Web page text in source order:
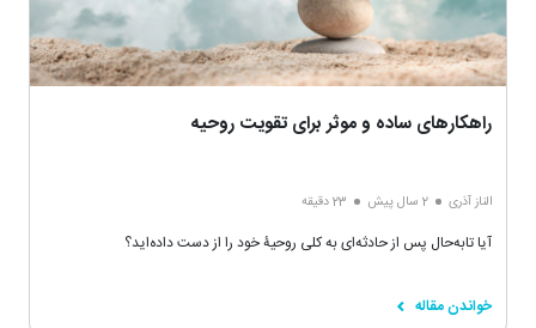
راهکارهای ساده و موثر برای تقویت روحیه
الناز آذری 2 سال پیش 23 دقیقه
آیا تابه‌حال پس از حادثه‌ای به کلی روحیۀ خود را از دست داده‌اید؟
خواندن مقاله